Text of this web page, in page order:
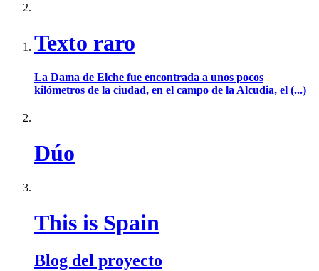
Texto raro
La Dama de Elche fue encontrada a unos pocos
kilómetros de la ciudad, en el campo de la Alcudia, el (...)
Dúo
This is Spain
Blog del proyecto